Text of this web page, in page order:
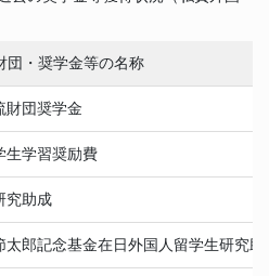
団・奨学金等の名称
財団奨学金
生学習奨励費
究助成
太郎記念基金在日外国人留学生研究助